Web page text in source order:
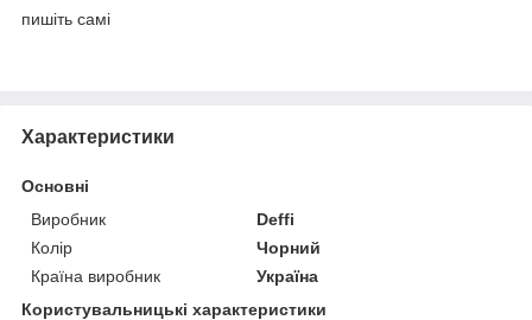
пишіть самі
Характеристики
Основні
Виробник
Deffi
Колір
Чорний
Країна виробник
Україна
Користувальницькі характеристики